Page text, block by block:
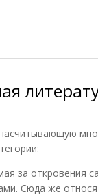
за откровения
Сюда же